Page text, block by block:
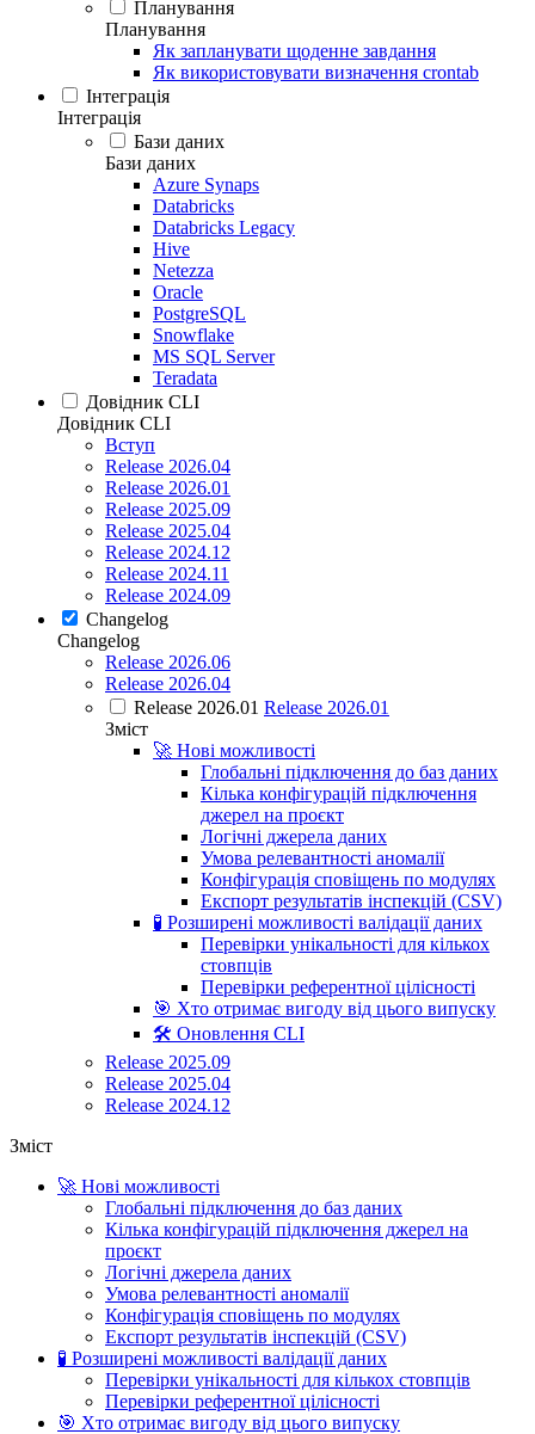
Планування
Планування
Як запланувати щоденне завдання
Як використовувати визначення crontab
Інтеграція
Інтеграція
Бази даних
Бази даних
Azure Synaps
Databricks
Databricks Legacy
Hive
Netezza
Oracle
PostgreSQL
Snowflake
MS SQL Server
Teradata
Довідник CLI
Довідник CLI
Вступ
Release 2026.04
Release 2026.01
Release 2025.09
Release 2025.04
Release 2024.12
Release 2024.11
Release 2024.09
Changelog
Changelog
Release 2026.06
Release 2026.04
Release 2026.01 Release 2026.01
Зміст
🚀 Нові можливості
Глобальні підключення до баз даних
Кілька конфігурацій підключення
джерел на проєкт
Логічні джерела даних
Умова релевантності аномалії
Конфігурація сповіщень по модулях
Експорт результатів інспекцій (CSV)
🧪 Розширені можливості валідації даних
Перевірки унікальності для кількох
стовпців
Перевірки референтної цілісності
🎯 Хто отримає вигоду від цього випуску
🛠 Оновлення CLI
Release 2025.09
Release 2025.04
Release 2024.12
Зміст
🚀 Нові можливості
Глобальні підключення до баз даних
Кілька конфігурацій підключення джерел на
проєкт
Логічні джерела даних
Умова релевантності аномалії
Конфігурація сповіщень по модулях
Експорт результатів інспекцій (CSV)
🧪 Розширені можливості валідації даних
Перевірки унікальності для кількох стовпців
Перевірки референтної цілісності
🎯 Хто отримає вигоду від цього випуску